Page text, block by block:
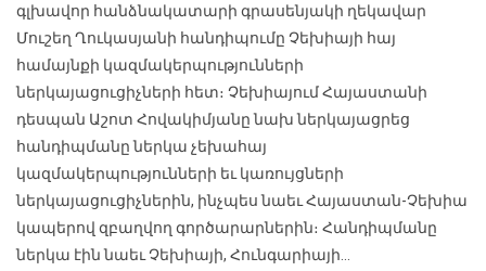
գլխավոր հանձնակատարի գրասենյակի ղեկավար
Մուշեղ Ղուկասյանի հանդիպումը Չեխիայի հայ
համայնքի կազմակերպությունների
ներկայացուցիչների հետ։ Չեխիայում Հայաստանի
դեսպան Աշոտ Հովակիմյանը նախ ներկայացրեց
հանդիպմանը ներկա չեխահայ
կազմակերպությունների եւ կառույցների
ներկայացուցիչներին, ինչպես նաեւ Հայաստան-Չեխիա
կապերով զբաղվող գործարարներին։ Հանդիպմանը
ներկա էին նաեւ Չեխիայի, Հունգարիայի...